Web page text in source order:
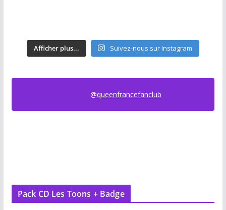
Afficher plus... Suivez-nous sur Instagram
@queenfrancefanclub
Pack CD Les Toons + Badge